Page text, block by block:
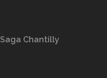
Saga Chantilly